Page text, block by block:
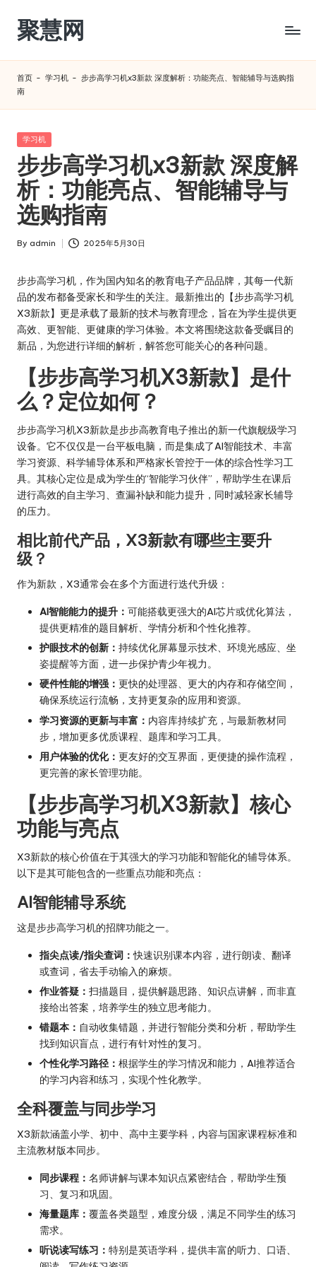
Skip
content
聚慧网
首页 - 学习机 - 步步高学习机x3新款 深度解析：功能亮点、智能辅导与选购指
南
Posted
学习机
步步高学习机x3新款 深度解
析：功能亮点、智能辅导与
选购指南
Posted
By admin 2025年5月30日
步步高学习机，作为国内知名的教育电子产品品牌，其每一代新
品的发布都备受家长和学生的关注。最新推出的【步步高学习机
X3新款】更是承载了最新的技术与教育理念，旨在为学生提供更
高效、更智能、更健康的学习体验。本文将围绕这款备受瞩目的
新品，为您进行详细的解析，解答您可能关心的各种问题。
【步步高学习机X3新款】是什
么？定位如何？
步步高学习机X3新款是步步高教育电子推出的新一代旗舰级学习
设备。它不仅仅是一台平板电脑，而是集成了AI智能技术、丰富
学习资源、科学辅导体系和严格家长管控于一体的综合性学习工
具。其核心定位是成为学生的“智能学习伙伴”，帮助学生在课后
进行高效的自主学习、查漏补缺和能力提升，同时减轻家长辅导
的压力。
相比前代产品，X3新款有哪些主要升
级？
作为新款，X3通常会在多个方面进行迭代升级：
AI智能能力的提升： 可能搭载更强大的AI芯片或优化算法，
提供更精准的题目解析、学情分析和个性化推荐。
护眼技术的创新： 持续优化屏幕显示技术、环境光感应、坐
姿提醒等方面，进一步保护青少年视力。
硬件性能的增强： 更快的处理器、更大的内存和存储空间，
确保系统运行流畅，支持更复杂的应用和资源。
学习资源的更新与丰富： 内容库持续扩充，与最新教材同
步，增加更多优质课程、题库和学习工具。
用户体验的优化： 更友好的交互界面，更便捷的操作流程，
更完善的家长管理功能。
【步步高学习机X3新款】核心
功能与亮点
X3新款的核心价值在于其强大的学习功能和智能化的辅导体系。
以下是其可能包含的一些重点功能和亮点：
AI智能辅导系统
这是步步高学习机的招牌功能之一。
指尖点读/指尖查词：快速识别课本内容，进行朗读、翻译
或查词，省去手动输入的麻烦。
作业答疑： 扫描题目，提供解题思路、知识点讲解，而非直
接给出答案，培养学生的独立思考能力。
错题本： 自动收集错题，并进行智能分类和分析，帮助学生
找到知识盲点，进行有针对性的复习。
个性化学习路径： 根据学生的学习情况和能力，AI推荐适合
的学习内容和练习，实现个性化教学。
全科覆盖与同步学习
X3新款涵盖小学、初中、高中主要学科，内容与国家课程标准和
主流教材版本同步。
同步课程： 名师讲解与课本知识点紧密结合，帮助学生预
习、复习和巩固。
海量题库： 覆盖各类题型，难度分级，满足不同学生的练习
需求。
听说读写练习： 特别是英语学科，提供丰富的听力、口语、